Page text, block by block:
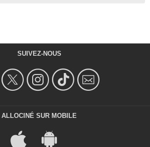
SUIVEZ-NOUS
ALLOCINÉ SUR MOBILE